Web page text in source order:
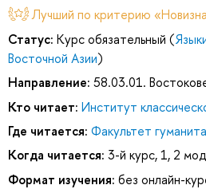
Лучший по критерию
Статус: Курс обязательный (
Восточной Азии)
Направление: 58.03.01.
Кто читает: Институт
Где читается: Факультет
Когда читается: 3-й курс, 1, 2
Формат изучения: без онлайн-